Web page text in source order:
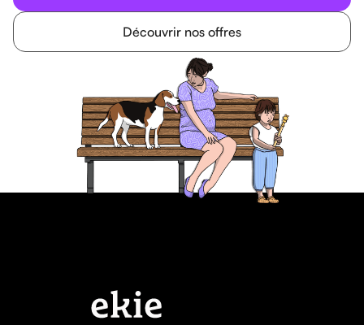
Découvrir nos offres